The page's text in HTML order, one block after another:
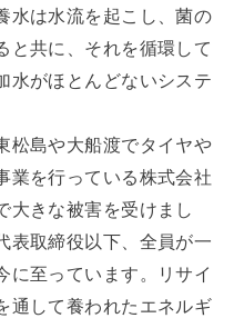
水は水流を起こし、菌の
と共に、それを循環して
水がほとんどないシステ
松島や大船渡でタイヤや
業を行っている株式会社
大きな被害を受けまし
表取締役以下、全員が一
に至っています。リサイ
通して養われたエネルギ